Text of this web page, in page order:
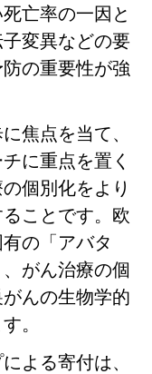
亡率の一因と
変異などの要
の重要性が強
焦点を当て、
に重点を置く
個別化をより
ことです。欧
の「アバタ
がん治療の個
んの生物学的
。
よる寄付は、